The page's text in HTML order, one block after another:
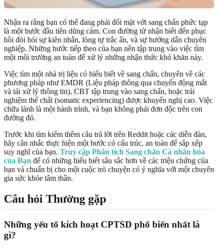
Nhận ra rằng bạn có thể đang phải đối mặt với sang chấn phức tạp
là một bước đầu tiên dũng cảm. Con đường từ nhận biết đến phục
hồi đòi hỏi sự kiên nhẫn, lòng tự trắc ẩn, và sự hướng dẫn chuyên
nghiệp. Những bước tiếp theo của bạn nên tập trung vào việc tìm
một môi trường an toàn để xử lý những nhận thức khó khăn này.
Việc tìm một nhà trị liệu có hiểu biết về sang chấn, chuyên về các
phương pháp như EMDR (Liệu pháp thông qua chuyển động mắt
và tái xử lý thông tin), CBT tập trung vào sang chấn, hoặc trải
nghiệm thể chất (somatic experiencing) được khuyến nghị cao. Việc
chữa lành là một hành trình, và bạn không phải đơn độc trên con
đường đó.
Trước khi tìm kiếm thêm câu trả lời trên Reddit hoặc các diễn đàn,
hãy cân nhắc thực hiện một bước có cấu trúc, an toàn để sắp xếp
suy nghĩ của bạn. Truy cập Phân tích Sang chấn Cá nhân hóa
của Bạn để có những hiểu biết sâu sắc hơn về các triệu chứng của
bạn và chuẩn bị cho một cuộc trò chuyện có ý nghĩa với một chuyên
gia sức khỏe tâm thần.
Câu hỏi Thường gặp
Những yếu tố kích hoạt CPTSD phổ biến nhất là
gì?